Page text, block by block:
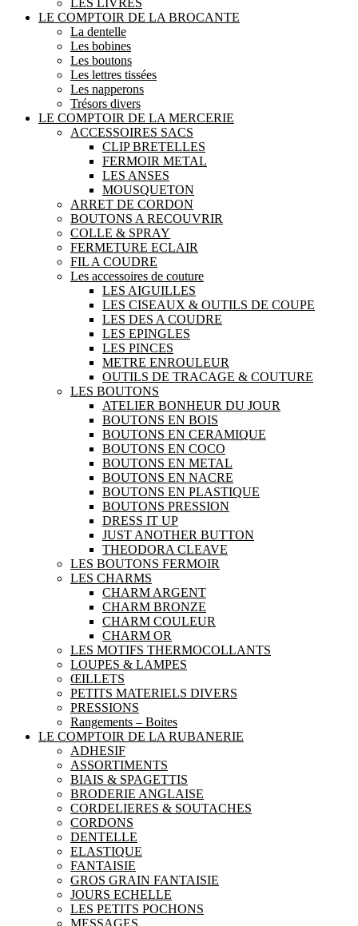
LES LIVRES
LE COMPTOIR DE LA BROCANTE
La dentelle
Les bobines
Les boutons
Les lettres tissées
Les napperons
Trésors divers
LE COMPTOIR DE LA MERCERIE
ACCESSOIRES SACS
CLIP BRETELLES
FERMOIR METAL
LES ANSES
MOUSQUETON
ARRET DE CORDON
BOUTONS A RECOUVRIR
COLLE & SPRAY
FERMETURE ECLAIR
FIL A COUDRE
Les accessoires de couture
LES AIGUILLES
LES CISEAUX & OUTILS DE COUPE
LES DES A COUDRE
LES EPINGLES
LES PINCES
METRE ENROULEUR
OUTILS DE TRACAGE & COUTURE
LES BOUTONS
ATELIER BONHEUR DU JOUR
BOUTONS EN BOIS
BOUTONS EN CERAMIQUE
BOUTONS EN COCO
BOUTONS EN METAL
BOUTONS EN NACRE
BOUTONS EN PLASTIQUE
BOUTONS PRESSION
DRESS IT UP
JUST ANOTHER BUTTON
THEODORA CLEAVE
LES BOUTONS FERMOIR
LES CHARMS
CHARM ARGENT
CHARM BRONZE
CHARM COULEUR
CHARM OR
LES MOTIFS THERMOCOLLANTS
LOUPES & LAMPES
ŒILLETS
PETITS MATERIELS DIVERS
PRESSIONS
Rangements – Boites
LE COMPTOIR DE LA RUBANERIE
ADHESIF
ASSORTIMENTS
BIAIS & SPAGETTIS
BRODERIE ANGLAISE
CORDELIERES & SOUTACHES
CORDONS
DENTELLE
ELASTIQUE
FANTAISIE
GROS GRAIN FANTAISIE
JOURS ECHELLE
LES PETITS POCHONS